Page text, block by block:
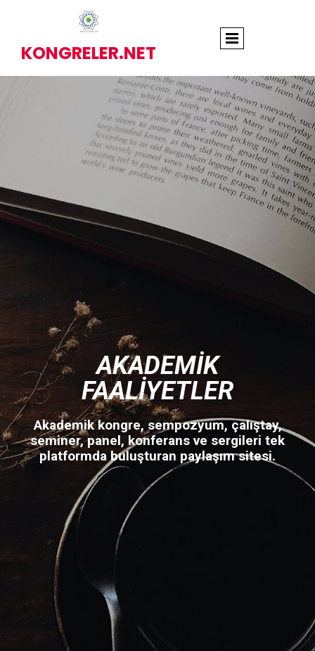
KONGRELER.NET
AKADEMIK
FAALIYETLER
Akademik kongre, sempozyum, çalıştay,
seminer, panel, konferans ve sergileri tek
platformda buluşturan paylaşım sitesi.